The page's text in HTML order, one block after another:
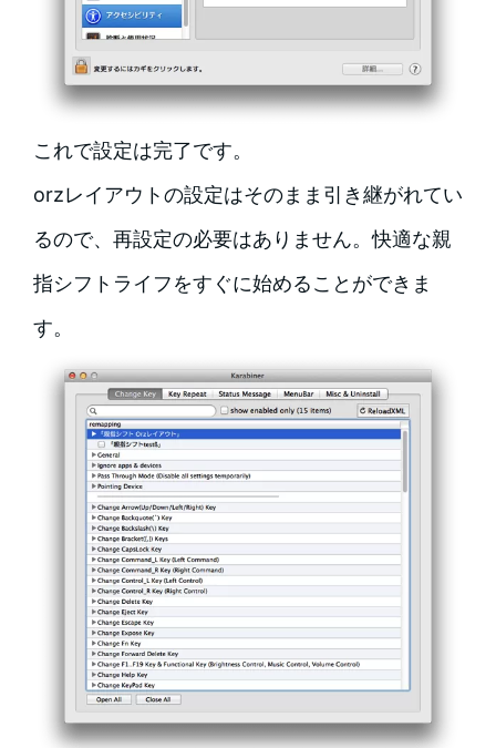
これで設定は完了です。
orzレイアウトの設定はそのまま引き継がれてい
るので、再設定の必要はありません。快適な親
指シフトライフをすぐに始めることができま
す。